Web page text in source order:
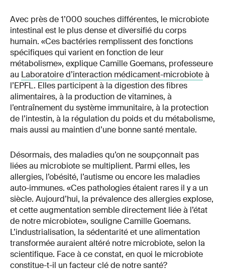
Avec près de 1’000 souches différentes, le microbiote
intestinal est le plus dense et diversifié du corps
humain. «Ces bactéries remplissent des fonctions
spécifiques qui varient en fonction de leur
métabolisme», explique Camille Goemans, professeure
au Laboratoire d’interaction médicament-microbioteà
l’EPFL. Elles participent à la digestion des fibres
alimentaires, à la production de vitamines, à
l’entraînement du système immunitaire, à la protection
de l’intestin, à la régulation du poids et du métabolisme,
mais aussi au maintien d’une bonne santé mentale.
Désormais, des maladies qu’on ne soupçonnait pas
liées au microbiote se multiplient. Parmi elles, les
allergies, l’obésité, l’autisme ou encore les maladies
auto-immunes. «Ces pathologies étaient rares il y a un
siècle. Aujourd’hui, la prévalence des allergies explose,
et cette augmentation semble directement liée à l’état
de notre microbiote», souligne Camille Goemans.
L’industrialisation, la sédentarité et une alimentation
transformée auraient altéré notre microbiote, selon la
scientifique. Face à ce constat, en quoi le microbiote
constitue-t-il un facteur clé de notre santé?